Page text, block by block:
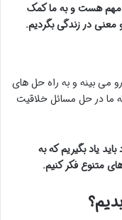
مهم هست و به ما کمک
در زندگی بگردیم.
می بینه و به راه حل های
ما در حل مسائل خلاقیت
یاد بگیریم که به
متنوع فکر کنیم.